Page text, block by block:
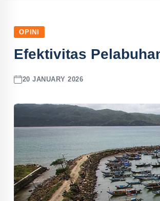
OPINI
Efektivitas
20 JANUARY 2026